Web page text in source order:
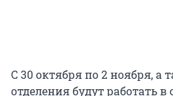
С 30 октября по 2 ноября, а
отделения будут работать